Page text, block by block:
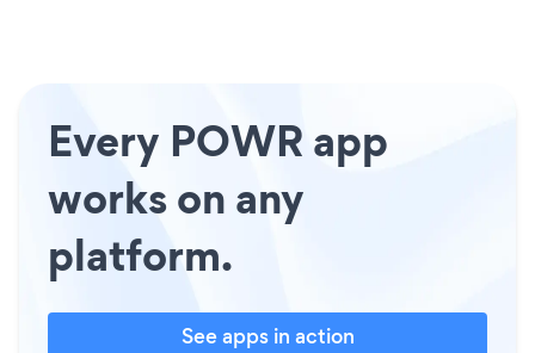
Every POWR app
works on any
platform.
See apps in action